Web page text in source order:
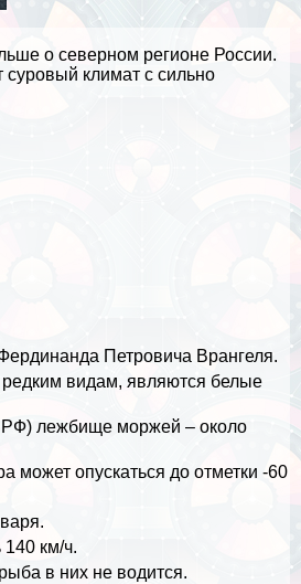
о северном регионе России.
суровый климат с сильно
Петровича Врангеля.
видам, являются белые
РФ) лежбище моржей – около
может опускаться до отметки -60
140 км/ч.
в них не водится.